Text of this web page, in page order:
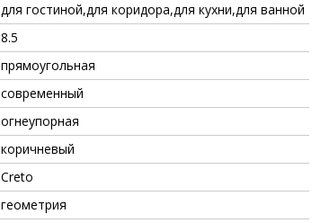
для гостиной,для коридора,для кухни,для ванной
8.5
прямоугольная
современный
огнеупорная
коричневый
Creto
геометрия